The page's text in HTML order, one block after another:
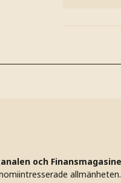
och
allmänheten.